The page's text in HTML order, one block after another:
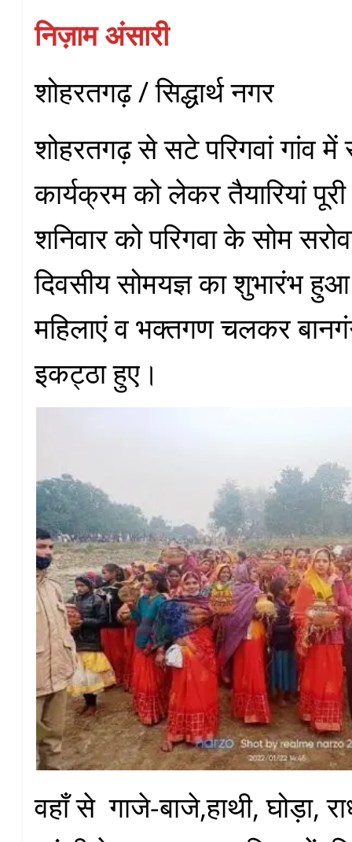
निज़ाम अंसारी
शोहरतगढ़ / सिद्धार्थ नगर
शोहरतगढ़ से सटे परिगवां गांव में
कार्यक्रम को लेकर तैयारियां
शनिवार को परिगवा के सोम
दिवसीय सोमयज्ञ का शुभारंभ
महिलाएं व भक्तगण चलकर
इकट्ठा हुए।
वहाँ से गाजे-बाजे,हाथी, घोड़ा,